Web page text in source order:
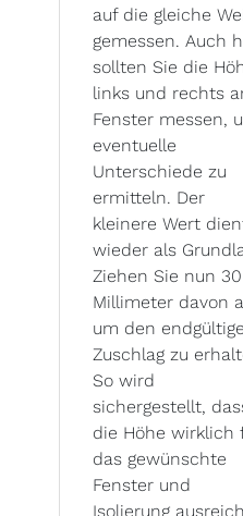
auf die gleiche
gemessen. Auch
sollten Sie die
links und rechts
Fenster messen,
eventuelle
Unterschiede zu
ermitteln. Der
kleinere Wert
wieder als
Ziehen Sie nun 30
Millimeter davon
um den
Zuschlag zu
So wird
sichergestellt,
die Höhe wirklich
das gewünschte
Fenster und
Isolierung